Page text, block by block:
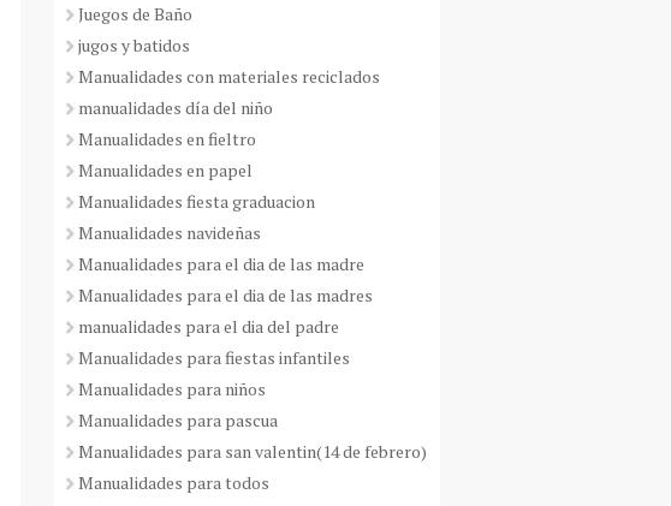
Juegos de Baño
jugos y batidos
Manualidades con materiales reciclados
manualidades día del niño
Manualidades en fieltro
Manualidades en papel
Manualidades fiesta graduacion
Manualidades navideñas
Manualidades para el dia de las madre
Manualidades para el dia de las madres
manualidades para el dia del padre
Manualidades para fiestas infantiles
Manualidades para niños
Manualidades para pascua
Manualidades para san valentin(14 de febrero)
Manualidades para todos